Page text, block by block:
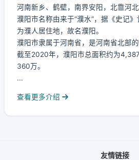
河南新乡、鹤壁，南界安阳，北靠河北
濮阳市名称由来于“濮水”，据《史记
为濮人居住地，故名濮阳。
濮阳市隶属于河南省，是河南省北部的
截至2020年，濮阳市总面积约为
360万。
...
查看更多介绍
友情链接